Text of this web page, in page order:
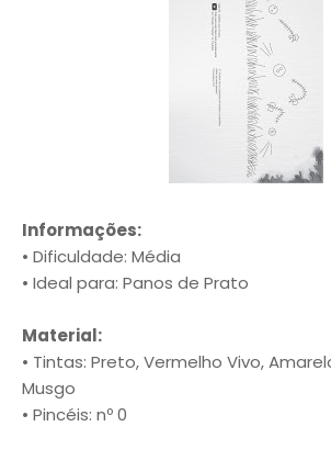
Informações:
• Dificuldade: Média
• Ideal para: Panos de Prato
Material:
• Tintas: Preto, Vermelho Vivo,
Musgo
• Pincéis: nº 0